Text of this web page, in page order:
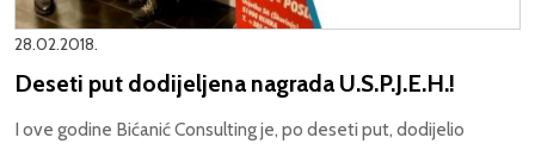
28.02.2018.
Deseti put dodijeljena nagrada U.S.P.J.E.H.!
I ove godine Bićanić Consulting je, po deseti put, dodijelio